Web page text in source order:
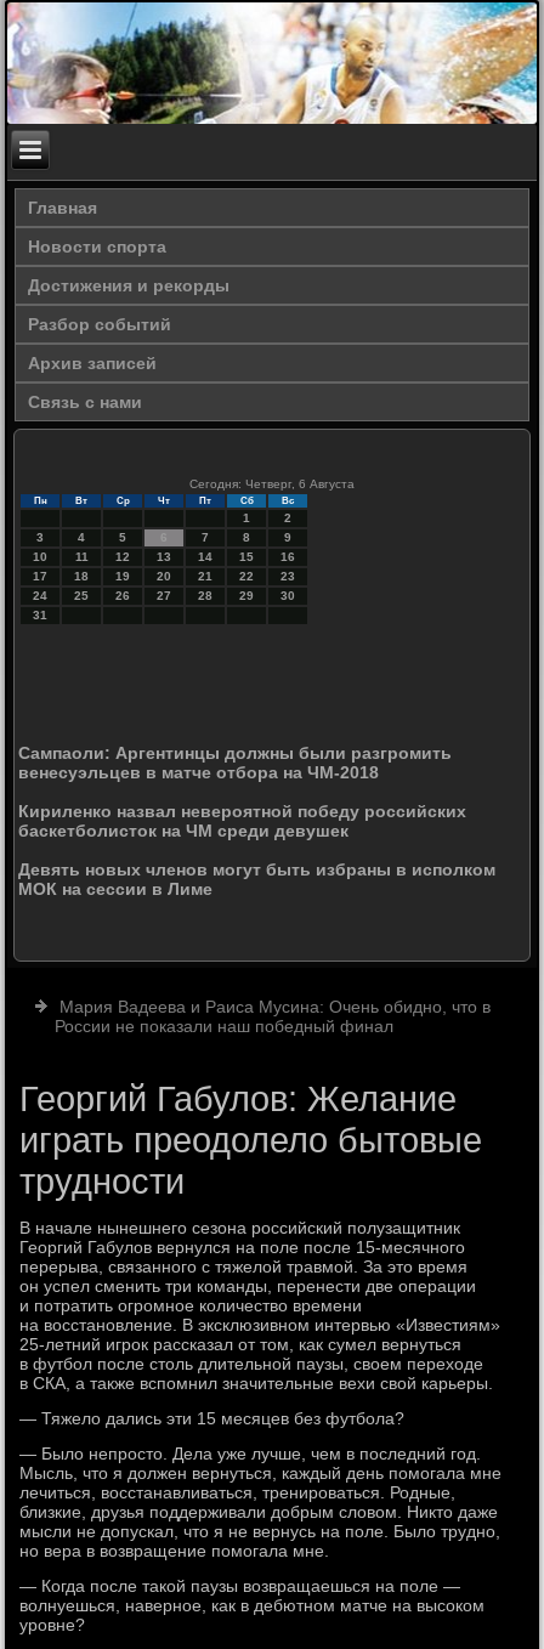
Главная
Новости спорта
Достижения и рекорды
Разбор событий
Архив записей
Связь с нами
Сегодня: Четверг, 6 Августа
Пн Вт Ср Чт Пт Сб Вс
1
2
3
4 5 6 7 8
9
10
11 12 13 14 15
16
17
18 19 20 21 22
23
24
25 26 27 28 29
30
31
Сампаоли: Аргентинцы должны были разгромить
венесуэльцев в матче отбора на ЧМ-2018
Кириленко назвал невероятной победу российских
баскетболисток на ЧМ среди девушек
Девять новых членов могут быть избраны в исполком
МОК на сессии в Лиме
Мария Вадеева и Раиса Мусина: Очень обидно, что в
России не показали наш победный финал
Георгий Габулов: Желание
играть преодолело бытовые
трудности
В начале нынешнего сезона российский полузащитник
Георгий Габулов вернулся на поле после 15-месячного
перерыва, связанного с тяжелой травмой. За это время
он успел сменить три команды, перенести две операции
и потратить огромное количество времени
на восстановление. В эксклюзивном интервью «Известиям»
25-летний игрок рассказал от том, как сумел вернуться
в футбол после столь длительной паузы, своем переходе
в СКА, а также вспомнил значительные вехи свой карьеры.
— Тяжело дались эти 15 месяцев без футбола?
— Было непросто. Дела уже лучше, чем в последний год.
Мысль, что я должен вернуться, каждый день помогала мне
лечиться, восстанавливаться, тренироваться. Родные,
близкие, друзья поддерживали добрым словом. Никто даже
мысли не допускал, что я не вернусь на поле. Было трудно,
но вера в возвращение помогала мне.
— Когда после такой паузы возвращаешься на поле —
волнуешься, наверное, как в дебютном матче на высоком
уровне?